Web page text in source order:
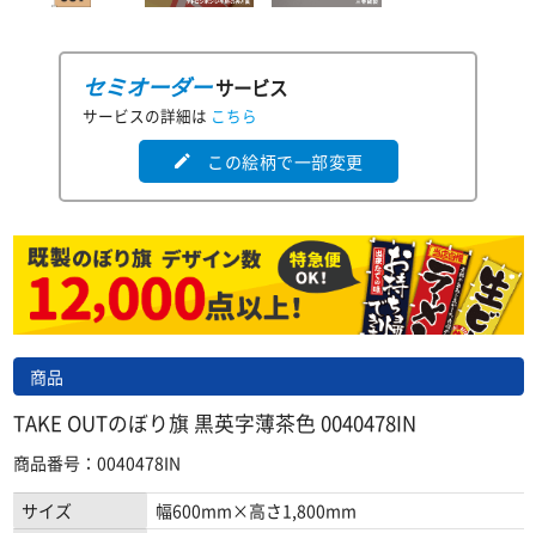
セミオーダーサービス
サービスの詳細は こちら
edit この絵柄で一部変更
商品
TAKE OUTのぼり旗 黒英字薄茶色 0040478IN
商品番号：0040478IN
サイズ
幅600mm×高さ1,800mm